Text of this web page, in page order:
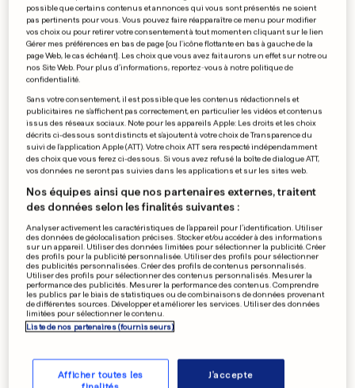
possible que certains contenus et annonces qui vous sont présentés ne soient
pas pertinents pour vous. Vous pouvez faire réapparaître ce menu pour modifier
vos choix ou pour retirer votre consentement à tout moment en cliquant sur le lien
Gérer mes préférences en bas de page [ou l'icône flottante en bas à gauche de la
page Web, le cas échéant]. Les choix que vous avez fait aurons un effet sur notre ou
nos Site Web. Pour plus d’informations, reportez-vous à notre politique de
confidentialité.
Sans votre consentement, il est possible que les contenus rédactionnels et
publicitaires ne s'affichent pas correctement, en particulier les vidéos et contenus
issus des réseaux sociaux. Note pour les appareils Apple: Les droits et les choix
décrits ci-dessous sont distincts et s'ajoutent à votre choix de Transparence du
suivi de l'application Apple (ATT). Votre choix ATT sera respecté indépendamment
des choix que vous ferez ci-dessous. Si vous avez refusé la boîte de dialogue ATT,
vos données ne seront pas suivies dans les applications et sur les sites web.
Nos équipes ainsi que nos partenaires externes, traitent
des données selon les finalités suivantes :
Analyser activement les caractéristiques de l’appareil pour l’identification. Utiliser
des données de géolocalisation précises. Stocker et/ou accéder à des informations
sur un appareil. Utiliser des données limitées pour sélectionner la publicité. Créer
des profils pour la publicité personnalisée. Utiliser des profils pour sélectionner
des publicités personnalisées. Créer des profils de contenus personnalisés.
Utiliser des profils pour sélectionner des contenus personnalisés. Mesurer la
performance des publicités. Mesurer la performance des contenus. Comprendre
les publics par le biais de statistiques ou de combinaisons de données provenant
de différentes sources. Développer et améliorer les services. Utiliser des données
limitées pour sélectionner le contenu.
Liste de nos partenaires (fournisseurs)
Afficher toutes les
J'accepte